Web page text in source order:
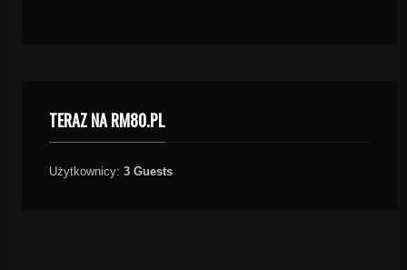
TERAZ NA RM80.PL
Użytkownicy: 3 Guests